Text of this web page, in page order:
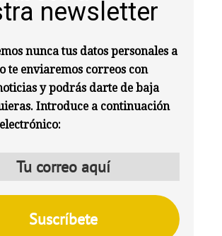
newsletter
nunca tus datos personales a
te enviaremos correos con
y podrás darte de baja
Introduce a continuación